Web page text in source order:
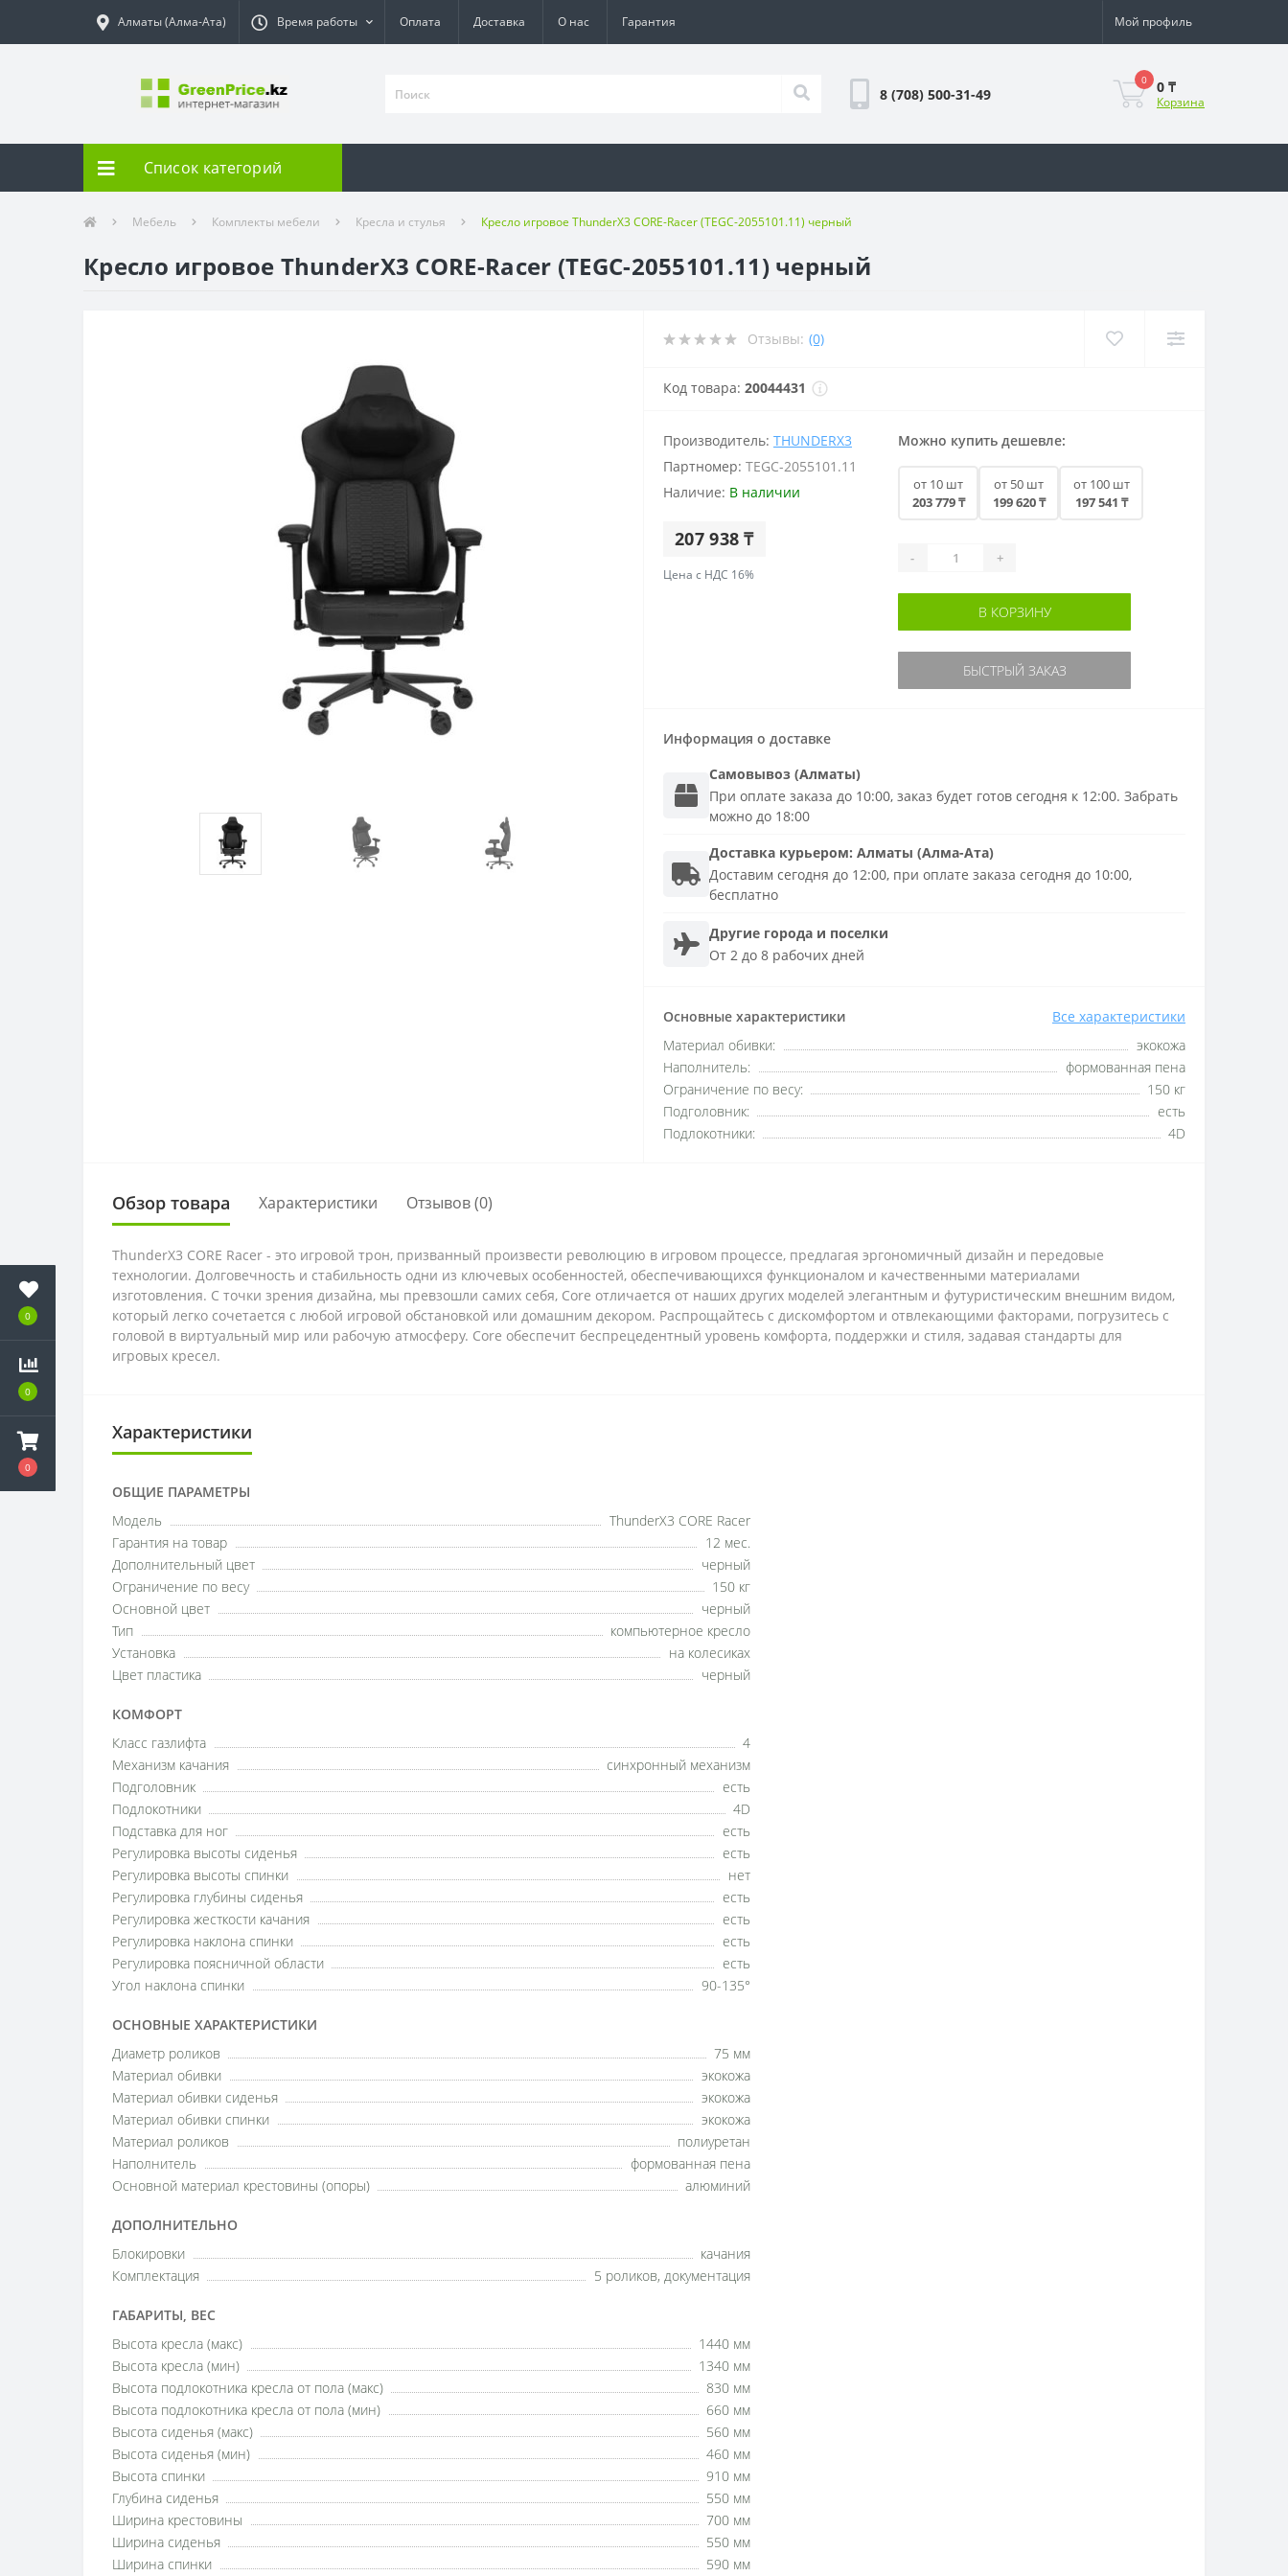
0
0
0
Алматы (Алма-Ата) Время работы Оплата Доставка О нас Гарантия Мой профиль
8 (708) 500-31-49
0 0 ₸
Корзина
Список категорий
Мебель Комплекты мебели Кресла и стулья Кресло игровое ThunderX3 CORE-Racer (TEGC-2055101.11) черный
Кресло игровое ThunderX3 CORE-Racer (TEGC-2055101.11) черный
Отзывы: (0)
Код товара: 20044431
Производитель: THUNDERX3
Партномер: TEGC-2055101.11
Наличие: В наличии
207 938 ₸
Цена с НДС 16%
Можно купить дешевле:
от 10 шт
203 779 ₸
от 50 шт
199 620 ₸
от 100 шт
197 541 ₸
- +
В КОРЗИНУ
БЫСТРЫЙ ЗАКАЗ
Информация о доставке
Самовывоз (Алматы)
При оплате заказа до 10:00, заказ будет готов сегодня к 12:00. Забрать
можно до 18:00
Доставка курьером: Алматы (Алма-Ата)
Доставим сегодня до 12:00, при оплате заказа сегодня до 10:00,
бесплатно
Другие города и поселки
От 2 до 8 рабочих дней
Основные характеристики Все характеристики
Материал обивки:
экокожа
Наполнитель:
формованная пена
Ограничение по весу:
150 кг
Подголовник:
есть
Подлокотники:
4D
Обзор товара Характеристики Отзывов (0)
ThunderX3 CORE Racer - это игровой трон, призванный произвести революцию в игровом процессе, предлагая эргономичный дизайн и передовые
технологии. Долговечность и стабильность одни из ключевых особенностей, обеспечивающихся функционалом и качественными материалами
изготовления. С точки зрения дизайна, мы превзошли самих себя, Core отличается от наших других моделей элегантным и футуристическим внешним видом,
который легко сочетается с любой игровой обстановкой или домашним декором. Распрощайтесь с дискомфортом и отвлекающими факторами, погрузитесь с
головой в виртуальный мир или рабочую атмосферу. Core обеспечит беспрецедентный уровень комфорта, поддержки и стиля, задавая стандарты для
игровых кресел.
Характеристики
ОБЩИЕ ПАРАМЕТРЫ
Модель
ThunderX3 CORE Racer
Гарантия на товар
12 мес.
Дополнительный цвет
черный
Ограничение по весу
150 кг
Основной цвет
черный
Тип
компьютерное кресло
Установка
на колесиках
Цвет пластика
черный
КОМФОРТ
Класс газлифта
4
Механизм качания
синхронный механизм
Подголовник
есть
Подлокотники
4D
Подставка для ног
есть
Регулировка высоты сиденья
есть
Регулировка высоты спинки
нет
Регулировка глубины сиденья
есть
Регулировка жесткости качания
есть
Регулировка наклона спинки
есть
Регулировка поясничной области
есть
Угол наклона спинки
90-135°
ОСНОВНЫЕ ХАРАКТЕРИСТИКИ
Диаметр роликов
75 мм
Материал обивки
экокожа
Материал обивки сиденья
экокожа
Материал обивки спинки
экокожа
Материал роликов
полиуретан
Наполнитель
формованная пена
Основной материал крестовины (опоры)
алюминий
ДОПОЛНИТЕЛЬНО
Блокировки
качания
Комплектация
5 роликов, документация
ГАБАРИТЫ, ВЕС
Высота кресла (макс)
1440 мм
Высота кресла (мин)
1340 мм
Высота подлокотника кресла от пола (макс)
830 мм
Высота подлокотника кресла от пола (мин)
660 мм
Высота сиденья (макс)
560 мм
Высота сиденья (мин)
460 мм
Высота спинки
910 мм
Глубина сиденья
550 мм
Ширина крестовины
700 мм
Ширина сиденья
550 мм
Ширина спинки
590 мм